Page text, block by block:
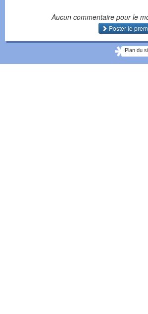
Aucun commentaire pour le
Poster le
Plan du